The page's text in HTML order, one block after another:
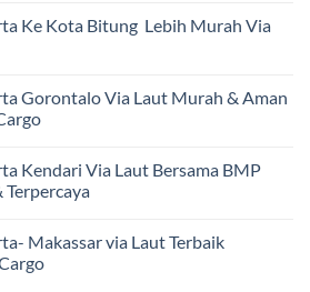
Ke Kota Bitung Lebih Murah Via
Gorontalo Via Laut Murah & Aman
Kendari Via Laut Bersama BMP
Makassar via Laut Terbaik